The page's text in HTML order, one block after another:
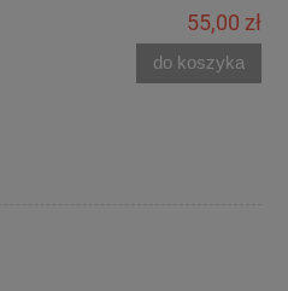
55,00 zł
do koszyka